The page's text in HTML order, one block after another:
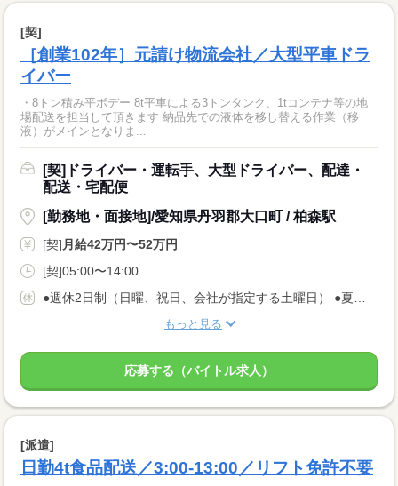
[契]
［創業102年］元請け物流会社／大型平車ドラ
イバー
・8トン積み平ボデー 8t平車による3トンタンク、1tコンテナ等の地
場配送を担当して頂きます 納品先での液体を移し替える作業（移
液）がメインとなりま...
[契]ドライバー・運転手、大型ドライバー、配達・
配送・宅配便
[勤務地・面接地]/愛知県丹羽郡大口町 / 柏森駅
[契] 月給42万円〜52万円
[契]05:00〜14:00
もっと見る
応募する（バイトル求人）
[派遣]
日勤4t食品配送／3:00-13:00／リフト免許不要